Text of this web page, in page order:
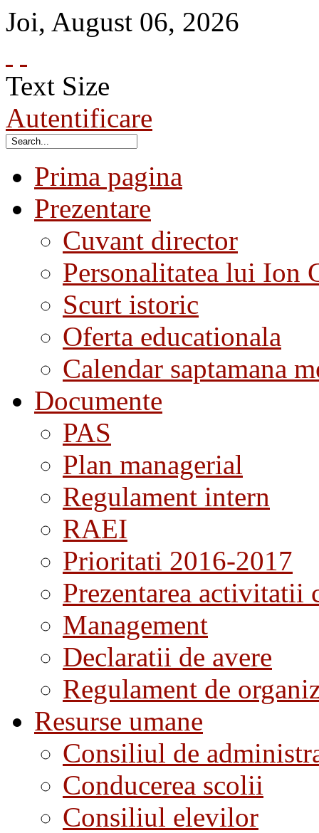
Joi, August 06, 2026
Text Size
Autentificare
Prima pagina
Prezentare
Cuvant director
Personalitatea lui Ion
Scurt istoric
Oferta educationala
Calendar saptamana
Documente
PAS
Plan managerial
Regulament intern
RAEI
Prioritati 2016-2017
Prezentarea activitatii
Management
Declaratii de avere
Regulament de
Resurse umane
Consiliul de
Conducerea scolii
Consiliul elevilor